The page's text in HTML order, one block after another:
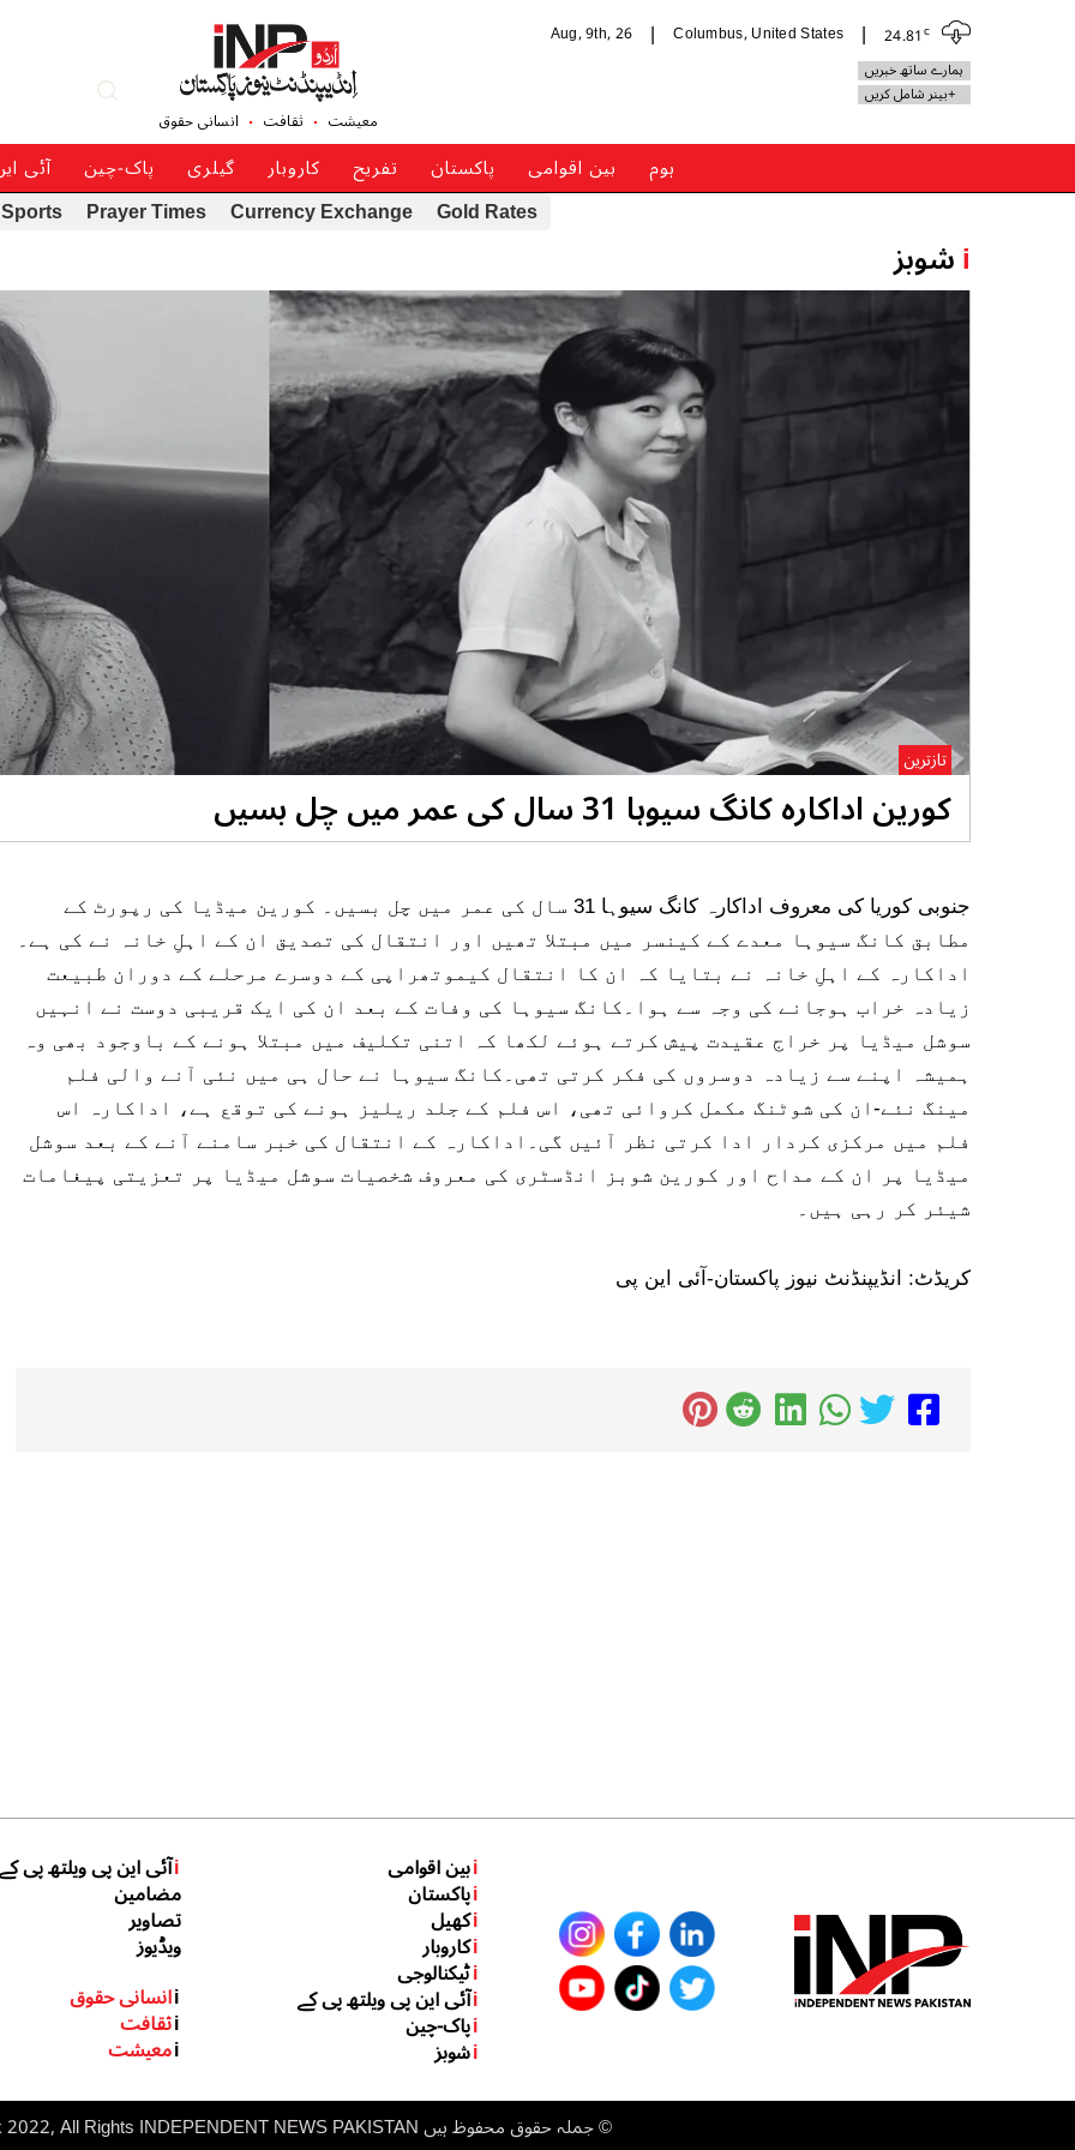
24.81c
Columbus, United States
Aug, 9th, 26
ہمارے ساتھ خبریں
+بینر شامل کریں
معیشت ثقافت انسانی حقوق
ہوم بین اقوامی پاکستان تفریح کاروبار گیلری پاک-چین آئی
Gold Rates
Currency Exchange
Prayer Times
Sports
iشوبز
کورین اداکارہ کانگ سیوہا 31 سال کی عمر میں چل بسیں
تازترین
جنوبی کوریا کی معروف اداکارہ کانگ سیوہا 31 سال کی عمر میں چل بسیں۔ کورین میڈیا کی رپورٹ کے
مطابق کانگ سیوہا معدے کے کینسر میں مبتلا تھیں اور انتقال کی تصدیق ان کے اہلِ خانہ نے کی ہے۔
اداکارہ کے اہلِ خانہ نے بتایا کہ ان کا انتقال کیموتھراپی کے دوسرے مرحلے کے دوران طبیعت
زیادہ خراب ہوجانے کی وجہ سے ہوا۔کانگ سیوہا کی وفات کے بعد ان کی ایک قریبی دوست نے انہیں
سوشل میڈیا پر خراج عقیدت پیش کرتے ہوئے لکھا کہ اتنی تکلیف میں مبتلا ہونے کے باوجود بھی وہ
ہمیشہ اپنے سے زیادہ دوسروں کی فکر کرتی تھی۔کانگ سیوہا نے حال ہی میں نئی آنے والی فلم
مینگ نئے-ان کی شوٹنگ مکمل کروائی تھی، اس فلم کے جلد ریلیز ہونے کی توقع ہے، اداکارہ اس
فلم میں مرکزی کردار ادا کرتی نظر آئیں گی۔اداکارہ کے انتقال کی خبر سامنے آنے کے بعد سوشل
میڈیا پر ان کے مداح اور کورین شوبز انڈسٹری کی معروف شخصیات سوشل میڈیا پر تعزیتی پیغامات
شیئر کر رہی ہیں۔
کریڈٹ: انڈیپنڈنٹ نیوز پاکستان-آئی این پی
iبین اقوامی
iپاکستان
iکھیل
iکاروبار
iٹیکنالوجی
iآئی این پی ویلتھ پی کے
iپاک-چین
iشوبز
iآئی این پی ویلتھ پی کے
مضامین
تصاویر
ویڈیوز
iانسانی حقوق
iثقافت
iمعیشت
©جملہ حقوق محفوظ ہیں inp.net.pk 2022, All Rights INDEPENDENT NEWS PAKISTAN